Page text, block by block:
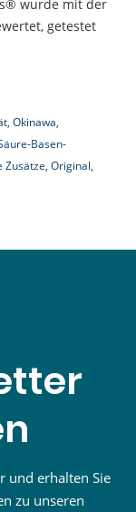
wurde mit der
getestet
, Okinawa,
Basen-
Zusätze, Original,
und erhalten Sie
zu unseren